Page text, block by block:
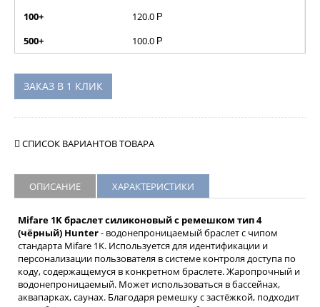
100+
120.0 Р
500+ 100.0 Р
ЗАКАЗ В 1 КЛИК
СПИСОК ВАРИАНТОВ ТОВАРА
ОПИСАНИЕ ХАРАКТЕРИСТИКИ
Mifare 1K браслет силиконовый с ремешком тип 4
(чёрный) Hunter- водонепроницаемый браслет с чипом
стандарта Mifare 1K. Используется для идентификации и
персонализации пользователя в системе контроля доступа по
коду, содержащемуся в конкретном браслете. Жаропрочный и
водонепроницаемый. Может использоваться в бассейнах,
аквапарках, саунах. Благодаря ремешку с застёжкой, подходит